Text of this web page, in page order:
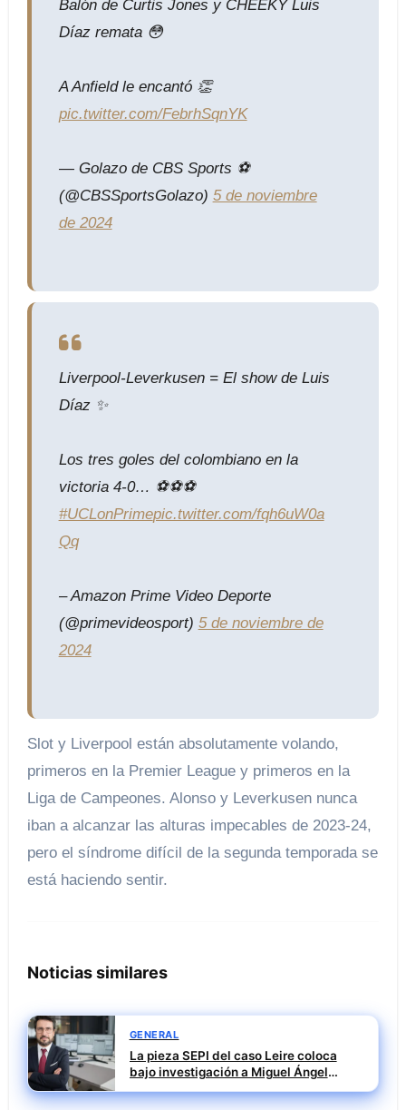
Balón de Curtis Jones y CHEEKY Luis
Díaz remata 😳
A Anfield le encantó 👏
pic.twitter.com/FebrhSqnYK
— Golazo de CBS Sports ⚽️
(@CBSSportsGolazo) 5 de noviembre
de 2024
Liverpool-Leverkusen = El show de Luis
Díaz ✨
Los tres goles del colombiano en la
victoria 4-0… ⚽️⚽️⚽️
#UCLonPrimepic.twitter.com/fqh6uW0a
Qq
– Amazon Prime Video Deporte
(@primevideosport) 5 de noviembre de
2024
Slot y Liverpool están absolutamente volando,
primeros en la Premier League y primeros en la
Liga de Campeones. Alonso y Leverkusen nunca
iban a alcanzar las alturas impecables de 2023-24,
pero el síndrome difícil de la segunda temporada se
está haciendo sentir.
Noticias similares
GENERAL
La pieza SEPI del caso Leire coloca
bajo investigación a Miguel Ángel
Santiago Mesa